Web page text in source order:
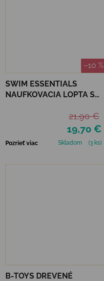
–10 %
SWIM ESSENTIALS
NAUFKOVACIA LOPTA S
19,70 €
21,90 €
Pozrieť viac Skladom (3 ks)
B-TOYS DREVENÉ